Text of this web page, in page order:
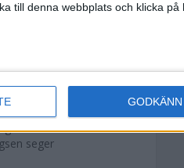
till denna webbplats och klicka på
GODKÄNN
stabil
runt
SM i
seger